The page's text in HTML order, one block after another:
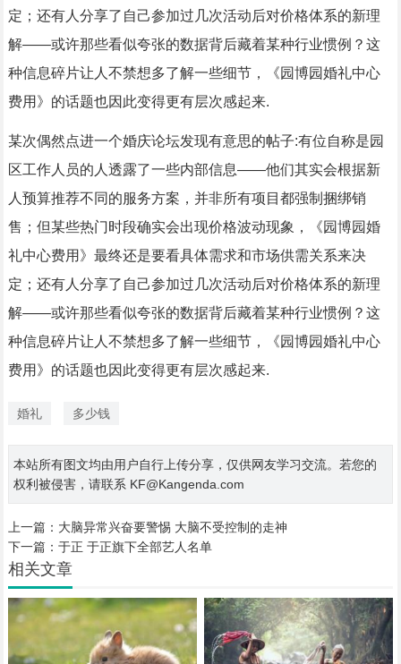
定；还有人分享了自己参加过几次活动后对价格体系的新理
解——或许那些看似夸张的数据背后藏着某种行业惯例？这
种信息碎片让人不禁想多了解一些细节，《园博园婚礼中心
费用》的话题也因此变得更有层次感起来.
某次偶然点进一个婚庆论坛发现有意思的帖子:有位自称是园
区工作人员的人透露了一些内部信息——他们其实会根据新
人预算推荐不同的服务方案，并非所有项目都强制捆绑销
售；但某些热门时段确实会出现价格波动现象，《园博园婚
礼中心费用》最终还是要看具体需求和市场供需关系来决
定；还有人分享了自己参加过几次活动后对价格体系的新理
解——或许那些看似夸张的数据背后藏着某种行业惯例？这
种信息碎片让人不禁想多了解一些细节，《园博园婚礼中心
费用》的话题也因此变得更有层次感起来.
婚礼 多少钱
本站所有图文均由用户自行上传分享，仅供网友学习交流。若您的
权利被侵害，请联系 KF@Kangenda.com
上一篇： 大脑异常兴奋要警惕 大脑不受控制的走神
下一篇： 于正 于正旗下全部艺人名单
相关文章